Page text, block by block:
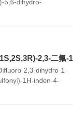
5,6-dihydro-
2,3-dihydro-1-
1H-inden-4-